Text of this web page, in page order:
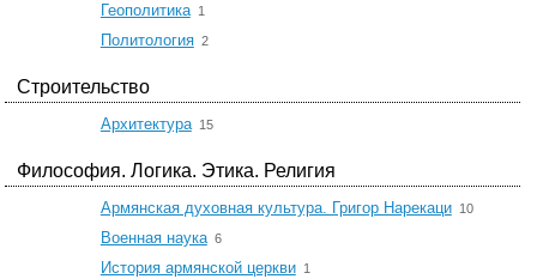
Геополитика 1
Политология 2
Строительство
Архитектура 15
Философия. Логика. Этика. Религия
Армянская духовная культура. Григор Нарекаци 10
Военная наука 6
История армянской церкви 1